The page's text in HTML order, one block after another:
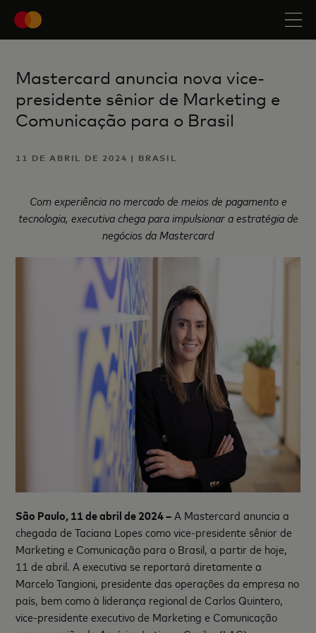
Mastercard anuncia nova vice-
presidente sênior de Marketing e
Comunicação para o Brasil
11 DE ABRIL DE 2024 | BRASIL
Com experiência no mercado de meios de pagamento e
tecnologia, executiva chega para impulsionar a estratégia de
negócios da Mastercard
São Paulo, 11 de abril de 2024 –A Mastercard anuncia a
chegada de Taciana Lopes como vice-presidente sênior de
Marketing e Comunicação para o Brasil, a partir de hoje,
11 de abril. A executiva se reportará diretamente a
Marcelo Tangioni, presidente das operações da empresa no
país, bem como à liderança regional de Carlos Quintero,
vice-presidente executivo de Marketing e Comunicação